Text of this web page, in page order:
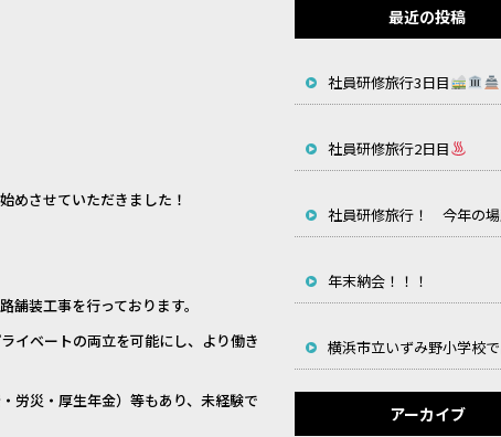
めさせていただきました！
装工事を行っております。
イベートの両立を可能にし、より働き
労災・厚生年金）等もあり、未経験で
最近の投稿
社員研修旅行3日目
社員研修旅行2日目
年末納会！！！
アーカイブ